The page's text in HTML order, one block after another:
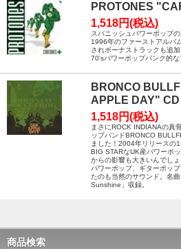
PROTONES
1,518円(税込)
スパニッシュパワーポップ
1996年のファーストアルバ
されボーナストラックも追
70'sパワーポップパンク的
BRONCO
APPLE DAY" CD
1,518円(税込)
まさにROCK INDIANAの真
ップバンドBRONCO
ました！2004年リリースの
BIG STARなUK産パワーポ
からの影響も大きいんでし
パワーポップ、ギターポッ
たのも当然のサウンド。名
Sunshine」収録。
商品検索